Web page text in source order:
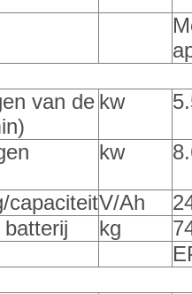
van de kw
kw
capaciteitV/Ah
kg